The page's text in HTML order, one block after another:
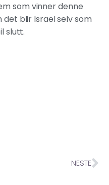
som vinner denne
det blir Israel selv som
slutt.
NESTE